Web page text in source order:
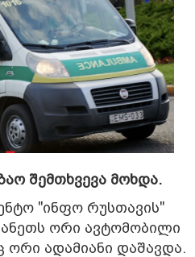
შემთხვევა მოხდა.
"ინფო რუსთავის"
ორი ავტომობილი
ორი ადამიანი დაშავდა.